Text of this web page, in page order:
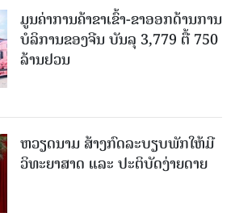
ມູນຄ່າການຄ້າຂາເຂົ້າ-ຂາອອກດ້ານການ
ບໍລິການຂອງຈີນ ບັນລຸ 3,779 ຕື້ 750
ລ້ານຢວນ
ຫວຽດນາມ ສ້າງກົດລະບຽບພັກໃຫ້ມີ
ວິທະຍາສາດ ແລະ ປະຕິບັດງ່າຍດາຍ